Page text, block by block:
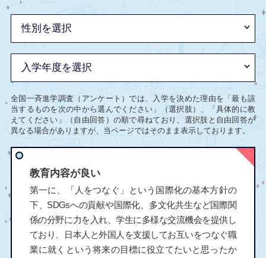
全国一斉進学調査（アンケート）では、入学を決めた理由を「最も該
当するものを次の中から選んでください」（選択肢）、「具体的に教
えてください」（自由回答）の順で尋ねており、選択肢と自由回答が
異なる場合がありますが、当ページではそのまま表示しております。
教育内容が良い
第一に、「人をつなぐ」という国際化の基本方針の
下、SDGsへの貢献や国際化、多文化共生など国際関
係の分野に力を入れ、学生に多様な交流機会を提供し
ており、日本人と外国人を支援してお互いをつなぐ職
業に就くという将来の目標に役立てたいと思ったか